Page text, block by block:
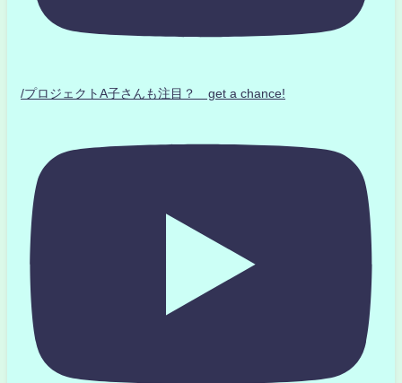
/プロジェクトA子さんも注目？ get a chance!